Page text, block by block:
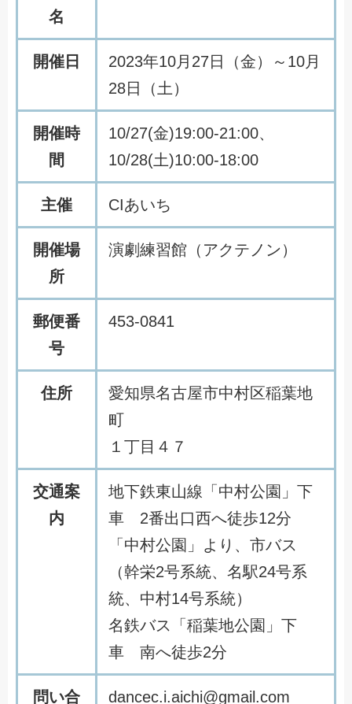
名
開催日
2023年10月27日（金）～10月
28日（土）
開催時
間
10/27(金)19:00-21:00、
10/28(土)10:00-18:00
主催 CIあいち
開催場
所
演劇練習館（アクテノン）
郵便番
号
453-0841
住所
愛知県名古屋市中村区稲葉地
町
１丁目４７
交通案
内
地下鉄東山線「中村公園」下
車 2番出口西へ徒歩12分
「中村公園」より、市バス
（幹栄2号系統、名駅24号系
統、中村14号系統）
名鉄バス「稲葉地公園」下
車 南へ徒歩2分
問い合 dancec.i.aichi@gmail.com